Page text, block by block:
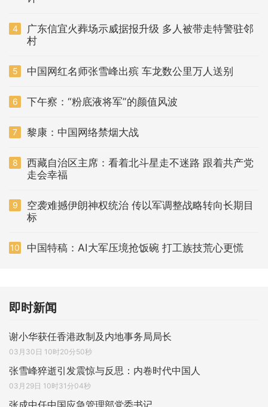
4
广东信宜火葬场示威据报升级 多人被带走特警驻邻
村
5 中国网红名师张雪峰出殡 车龙数公里万人送别
6 下午察：“粉底液将军”的颜值风波
7 黎康：中国网络禁烟大战
8
西藏自治区主席：看着北斗星走不迷路 跟着共产党
走会幸福
9
空袭难撼伊朗神权统治 传以军调整战略转向长期目
标
10 中国特稿：AI大军压境抢饭碗 打工族技荒心更慌
即时新闻
谢小华获任香港政制及内地事务局局长
03月30日 10时20分50秒
张雪峰猝逝引发震惊与反思：内卷时代中国人
03月29日 10时31分04秒